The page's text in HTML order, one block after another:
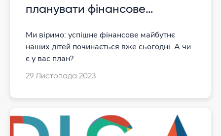
планувати фінансове
Ми віримо: успішне фінансове майбутнє
наших дітей починається вже сьогодні. А чи
є у вас план?
29 Листопада 2023